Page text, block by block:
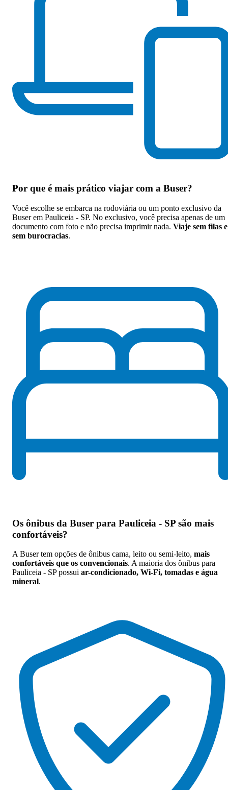
Por que é mais prático viajar com a Buser?
Você escolhe se embarca na rodoviária ou um ponto exclusivo da
Buser em Pauliceia - SP. No exclusivo, você precisa apenas de um
documento com foto e não precisa imprimir nada. Viaje sem filas e
sem burocracias.
Os ônibus da Buser para Pauliceia - SP são mais
confortáveis?
A Buser tem opções de ônibus cama, leito ou semi-leito, mais
confortáveis que os convencionais. A maioria dos ônibus para
Pauliceia - SP possui ar-condicionado, Wi-Fi, tomadas e água
mineral.